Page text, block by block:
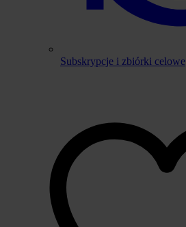
Subskrypcje i zbiórki celowe